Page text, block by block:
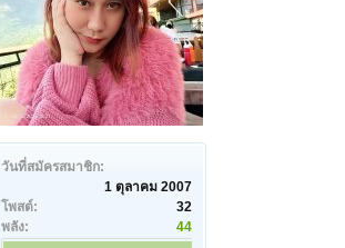
วันที่สมัครสมาชิก:
1 ตุลาคม 2007
โพสต์:
32
พลัง:
44